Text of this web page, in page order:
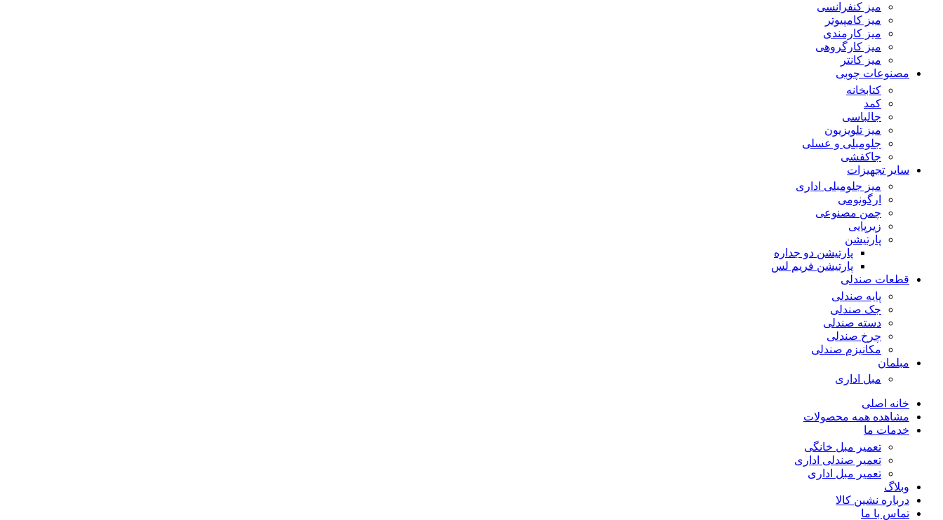
میز کنفرانسی
میز کامپیوتر
میز کارمندی
میز کارگروهی
میز کانتر
مصنوعات چوبی
کتابخانه
کمد
جالباسی
میز تلویزیون
جلومبلی و عسلی
جاکفشی
سایر تجهیزات
میز جلومبلی اداری
ارگونومی
چمن مصنوعی
زیرپایی
پارتیشن
پارتیشن دو جداره
پارتیشن فریم لس
قطعات صندلی
پایه صندلی
جک صندلی
دسته صندلی
چرخ صندلی
مکانیزم صندلی
مبلمان
مبل اداری
خانه اصلی
مشاهده همه محصولات
خدمات ما
تعمیر مبل خانگی
تعمیر صندلی اداری
تعمیر مبل اداری
وبلاگ
درباره نشین کالا
تماس با ما